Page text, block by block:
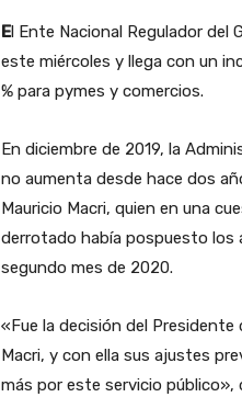
E l Ente Nacional Regulador
este miércoles y llega con un
% para pymes y comercios.
En diciembre de 2019, la
no aumenta desde hace dos
Mauricio Macri, quien en una
derrotado había pospuesto los
segundo mes de 2020.
«Fue la decisión del
Macri, y con ella sus ajustes
más por este servicio público»,